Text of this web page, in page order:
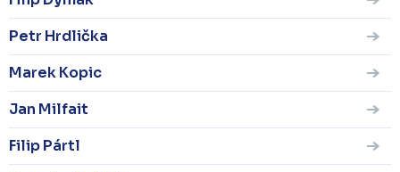
Petr Hrdlička
Marek Kopic
Jan Milfait
Filip Pártl